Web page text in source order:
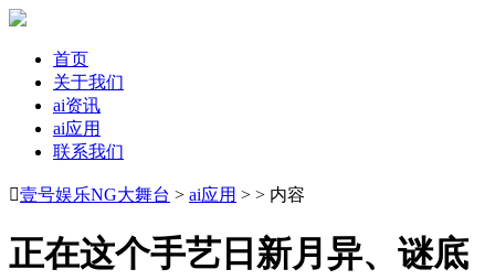
首页
关于我们
ai资讯
ai应用
联系我们
壹号娱乐NG大舞台 > ai应用 > > 内容
正在这个手艺日新月异、谜底